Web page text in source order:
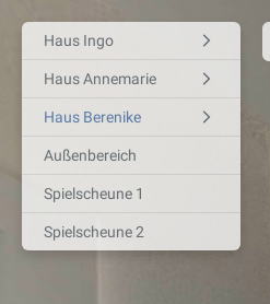
Haus Ingo
Haus Annemarie
Haus Berenike
Außenbereich
Spielscheune 1
Spielscheune 2